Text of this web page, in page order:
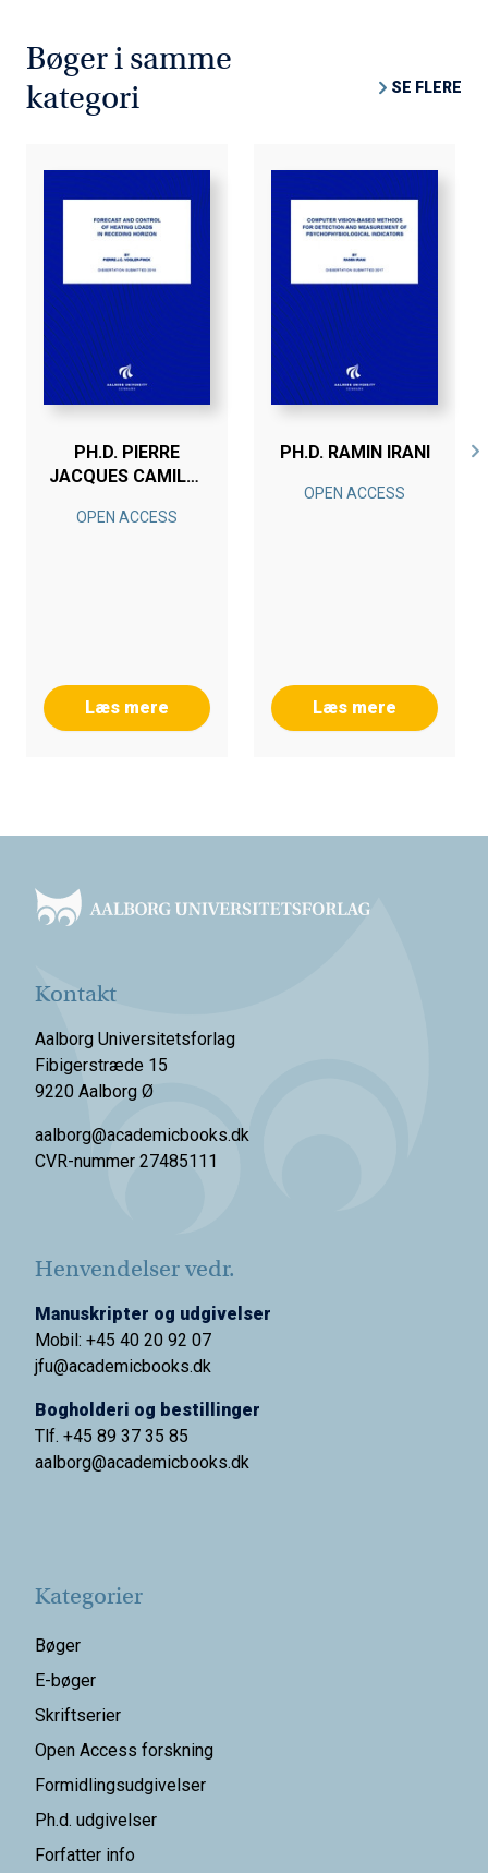
Bøger i samme
kategori
SE FLERE
PH.D. PIERRE
JACQUES CAMILLE
OPEN ACCESS
Læs mere
PH.D. RAMIN IRANI
OPEN ACCESS
Læs mere
Kontakt
Aalborg Universitetsforlag
Fibigerstræde 15
9220 Aalborg Ø
aalborg@academicbooks.dk
CVR-nummer 27485111
Henvendelser vedr.
Manuskripter og udgivelser
Mobil: +45 40 20 92 07
jfu@academicbooks.dk
Bogholderi og bestillinger
Tlf. +45 89 37 35 85
aalborg@academicbooks.dk
Kategorier
Bøger
E-bøger
Skriftserier
Open Access forskning
Formidlingsudgivelser
Ph.d. udgivelser
Forfatter info